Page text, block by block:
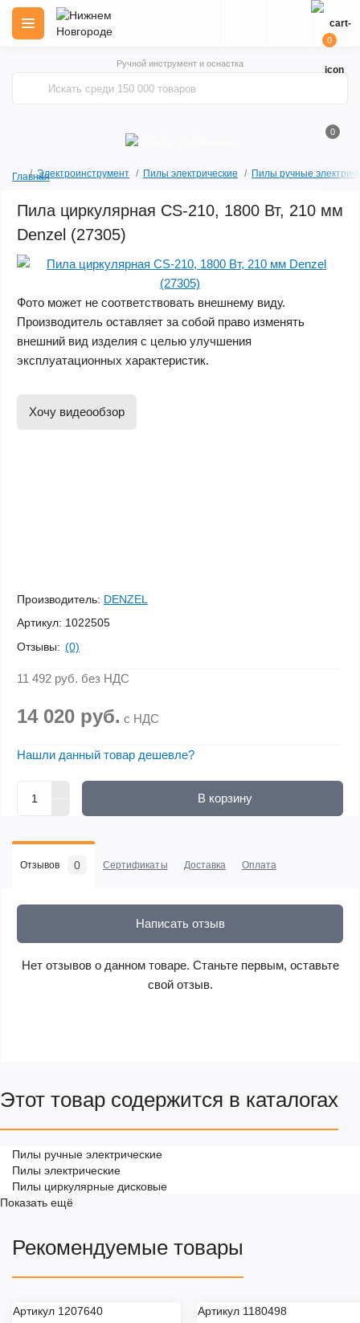
Ручной инструмент и оснастка
0
0
ГлавнаяЭлектроинструмент Пилы электрические Пилы ручные
Пила циркулярная CS-210, 1800 Вт, 210 мм
Denzel (27305)
Фото может не соответствовать внешнему виду.
Производитель оставляет за собой право изменять
внешний вид изделия с целью улучшения
эксплуатационных характеристик.
Хочу видеообзор
Производитель: DENZEL
Артикул: 1022505
Отзывы: (0)
11 492 руб. без НДС
14 020 руб. с НДС
Нашли данный товар дешевле?
В корзину
Отзывов 0 Сертификаты Доставка Оплата
Написать отзыв
Нет отзывов о данном товаре. Станьте первым, оставьте
свой отзыв.
Этот товар содержится в каталогах
Пилы ручные электрические
Пилы электрические
Пилы циркулярные дисковые
Показать ещё
Рекомендуемые товары
Артикул 1207640 Артикул 1180498